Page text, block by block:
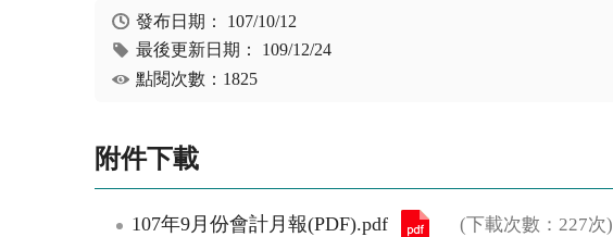
發布日期： 107/10/12
最後更新日期： 109/12/24
點閱次數：1825
附件下載
107年9月份會計月報(PDF).pdf (下載次數：227次)